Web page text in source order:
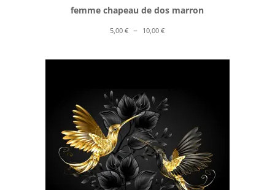
femme chapeau de dos marron
5,00€ – 10,00€Plage
prix :
10,00 €